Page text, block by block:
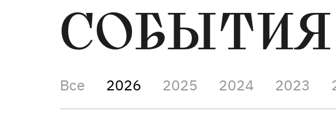
СОБЫТИЯ
Все 2026 2025 2024 2023